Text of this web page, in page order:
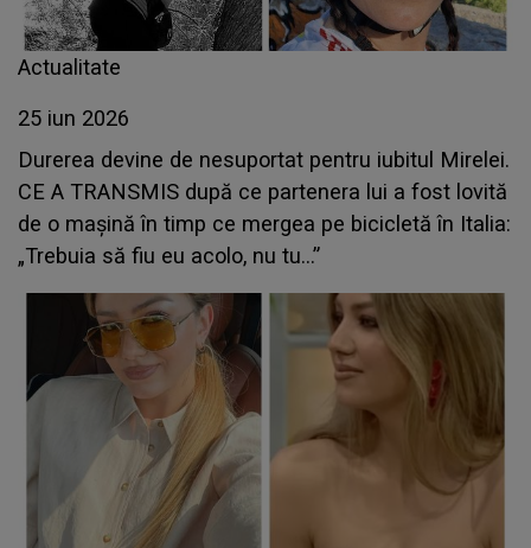
Actualitate
25 iun 2026
Durerea devine de nesuportat pentru iubitul Mirelei.
CE A TRANSMIS după ce partenera lui a fost lovită
de o mașină în timp ce mergea pe bicicletă în Italia:
„Trebuia să fiu eu acolo, nu tu...”